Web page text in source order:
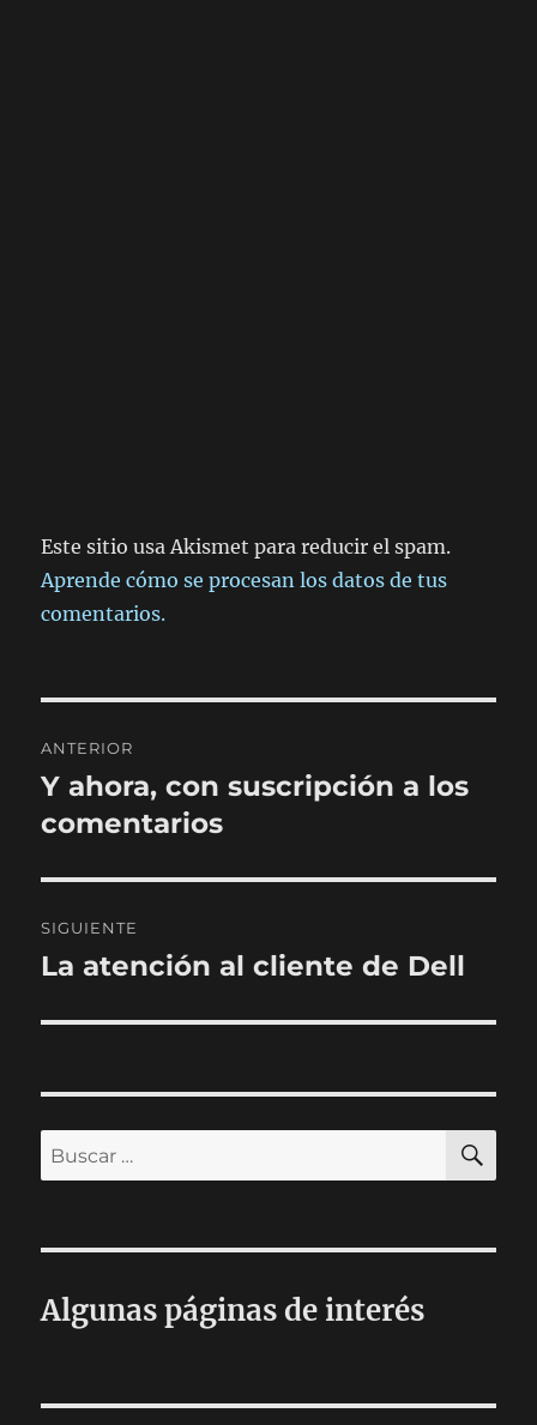
Este sitio usa Akismet para reducir el spam.
Aprende cómo se procesan los datos de tus
comentarios.
de
entradas
ANTERIOR
Entrada
anterior:
Y ahora, con suscripción a los
comentarios
SIGUIENTE
Entrada
La atención al cliente de Dell
Buscar
por:
Algunas páginas de interés